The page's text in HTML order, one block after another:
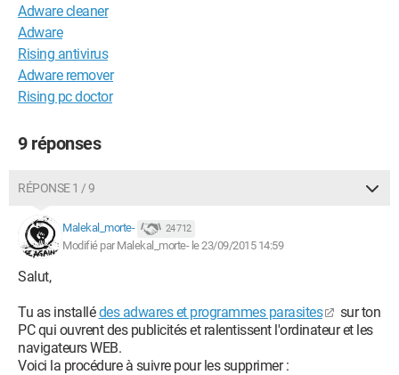
Merci pour votre aide !
Adware cleaner
Adware
Rising antivirus
Adware remover
Rising pc doctor
9 réponses
RÉPONSE 1 / 9
Malekal_morte- 24 712
Modifié par Malekal_morte- le 23/09/2015 14:59
Salut,
Tu as installédes adwares et programmes parasites
sur ton
PC qui ouvrent des publicités et ralentissent l'ordinateur et les
navigateurs WEB.
Voici la procédure à suivre pour les supprimer :